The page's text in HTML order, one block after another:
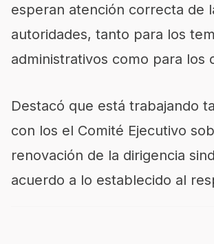
esperan atención correcta de
autoridades, tanto para los
administrativos como para los
Destacó que está trabajando
con los el Comité Ejecutivo
renovación de la dirigencia
acuerdo a lo establecido al